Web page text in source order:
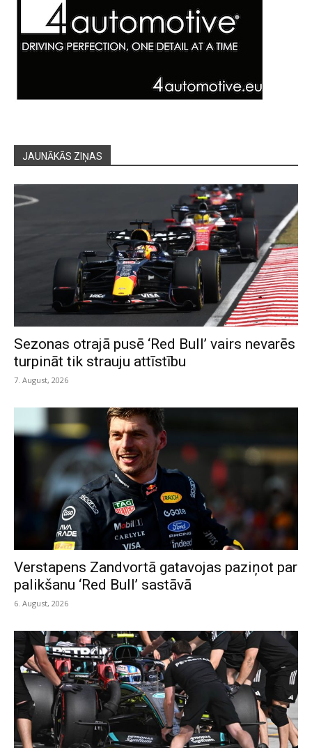
JAUNĀKĀS ZIŅAS
Sezonas otrajā pusē ‘Red Bull’ vairs nevarēs
turpināt tik strauju attīstību
7. August, 2026
Verstapens Zandvortā gatavojas paziņot par
palikšanu ‘Red Bull’ sastāvā
6. August, 2026